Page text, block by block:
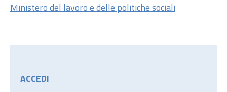
Ministero del lavoro e delle politiche sociali
ACCEDI